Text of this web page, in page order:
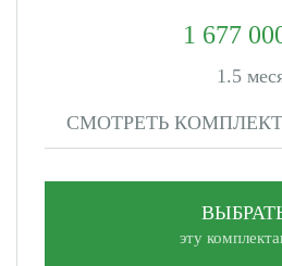
1 677
1.5
СМОТРЕТЬ
эту